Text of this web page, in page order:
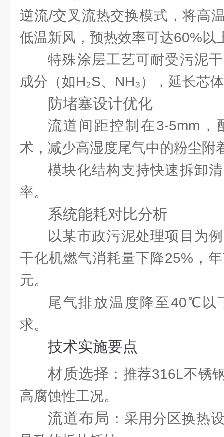
逆流/交叉流热交换模式，将高
低温新风，预热效率可达60%以
特殊涂层工艺可耐受污泥
成分（如H₂S、NH₃），延长芯
防堵塞设计优化
流道间距控制在3-5mm，
术，减少高湿度尾气中的粉尘附
模块化结构支持快速拆卸
率。
系统能耗对比分析
以某市政污泥处理项目为
干化机燃气消耗量下降25%，
元。
尾气排放温度降至40℃以
求。
技术实施要点
材质选择 ：推荐316L不锈
高腐蚀性工况。
流道布局 ：采用分区换热